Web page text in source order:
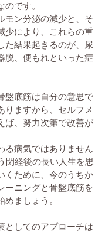
のです。
モン分泌の減少と、そ
少により、これらの重
た結果起きるのが、尿
脱、便もれといった症
盤底筋は自分の意思で
りますから、セルフメ
ば、努力次第で改善が
る病気ではありません
閉経後の長い人生を思
くために、今のうちか
ーニングと骨盤底筋を
めましょう。
としてのアプローチは